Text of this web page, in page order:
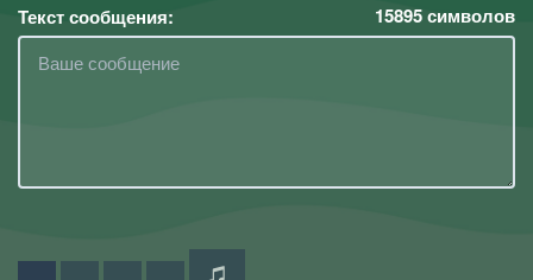
Текст сообщения: 15895символов